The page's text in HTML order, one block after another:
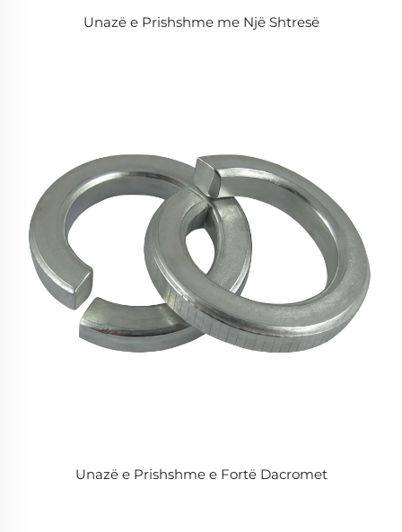
Unazë e Prishshme me Një Shtresë
Unazë e Prishshme e Fortë Dacromet